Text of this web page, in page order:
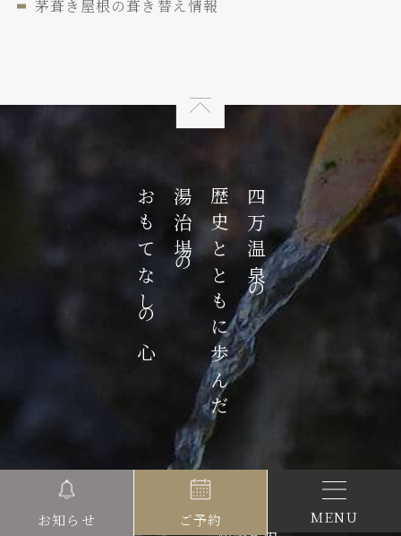
茅葺き屋根の葺き替え情報
四万温泉の
歴史とともに歩んだ
湯治場の
おもてなしの心
HOME
四万たむらの歴史
お知らせ ご予約 MENU